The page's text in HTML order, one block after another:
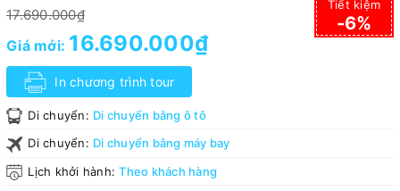
17.690.000₫
Giá mới: 16.690.000₫
Tiết kiệm
-6%
In chương trình tour
Di chuyển: Di chuyển bằng ô tô
Di chuyển: Di chuyển bằng máy bay
Lịch khởi hành:Theo khách hàng